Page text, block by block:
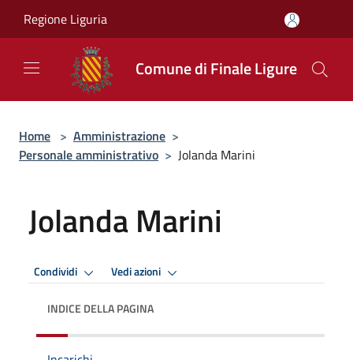
Regione Liguria
Comune di Finale Ligure
Home > Amministrazione >
Personale amministrativo > Jolanda Marini
Jolanda Marini
Condividi Vedi azioni
INDICE DELLA PAGINA